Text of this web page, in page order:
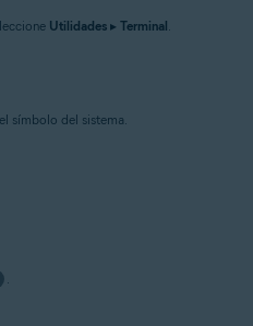
Utilidades ▸ Terminal
símbolo del sistema.